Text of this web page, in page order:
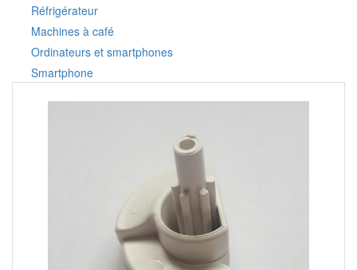
Réfrigérateur
Machines à café
Ordinateurs et smartphones
Smartphone